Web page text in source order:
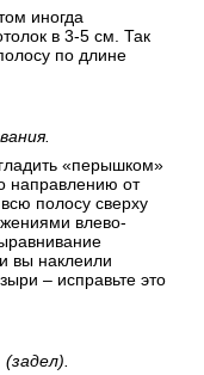
иногда
в 3-5 см. Так
по длине
«перышком»
направлению от
полосу сверху
влево-
вы наклеили
– исправьте это